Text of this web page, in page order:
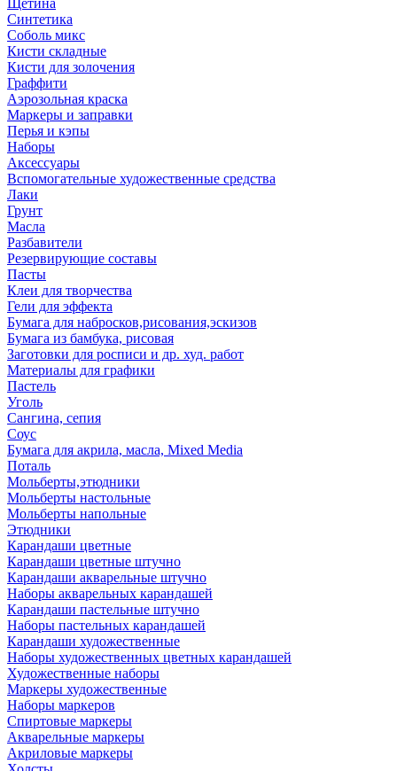
Щетина
Синтетика
Соболь микс
Кисти складные
Кисти для золочения
Граффити
Аэрозольная краска
Маркеры и заправки
Перья и кэпы
Наборы
Аксессуары
Вспомогательные художественные средства
Лаки
Грунт
Масла
Разбавители
Резервирующие составы
Пасты
Клеи для творчества
Гели для эффекта
Бумага для набросков,рисования,эскизов
Бумага из бамбука, рисовая
Заготовки для росписи и др. худ. работ
Материалы для графики
Пастель
Уголь
Сангина, сепия
Соус
Бумага для акрила, масла, Mixed Media
Поталь
Мольберты,этюдники
Мольберты настольные
Мольберты напольные
Этюдники
Карандаши цветные
Карандаши цветные штучно
Карандаши акварельные штучно
Наборы акварельных карандашей
Карандаши пастельные штучно
Наборы пастельных карандашей
Карандаши художественные
Наборы художественных цветных карандашей
Художественные наборы
Маркеры художественные
Наборы маркеров
Спиртовые маркеры
Акварельные маркеры
Акриловые маркеры